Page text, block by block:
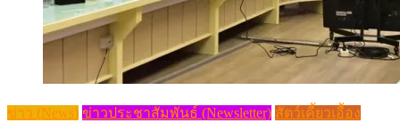
ข่าว (News) ข่าวประชาสัมพันธ์ (Newsletter) สัตว์เคี้ยวเอื้อง